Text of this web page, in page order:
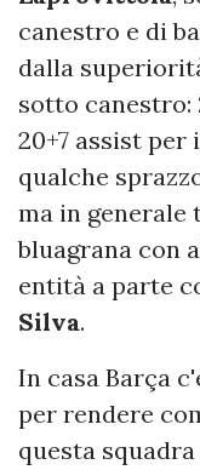
canestro e di
dalla
sotto canestro:
20+7 assist
qualche
ma in
bluagrana con
entità a parte
Silva.
In casa Barça
per rendere
questa